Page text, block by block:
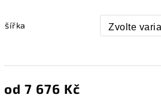
šířka
od 7 676 Kč